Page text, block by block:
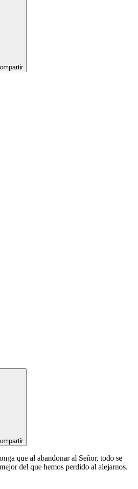
que al abandonar al Señor, todo se
del que hemos perdido al alejarnos.